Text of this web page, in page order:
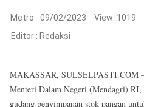
Sulselpasti.com
.
All
Right
Reserved
Metro 09/02/2023
View: 1019
Editor : Redaksi
MAKASSAR, SULSELPASTI.COM
Menteri Dalam Negeri (Mendagri)
gudang penyimpanan stok pangan